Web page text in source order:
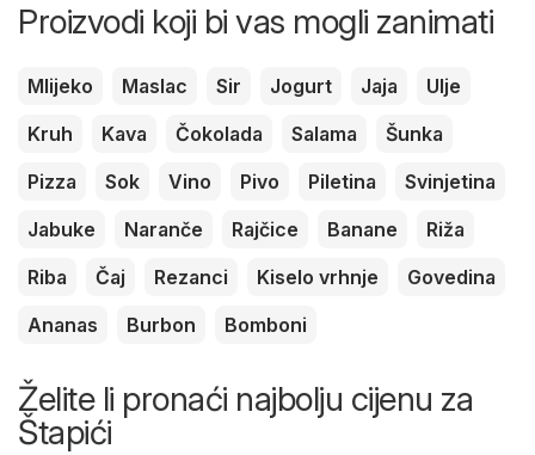
Proizvodi koji bi vas mogli zanimati
Mlijeko Maslac Sir Jogurt Jaja
Ulje
Kruh
Kava Čokolada Salama
Šunka
Pizza
Sok Vino Pivo Piletina
Svinjetina
Jabuke
Naranče Rajčice Banane
Riža
Riba
Čaj Rezanci Kiselo vrhnje
Govedina
Ananas
Burbon Bomboni
Želite li pronaći najbolju cijenu za
Štapići